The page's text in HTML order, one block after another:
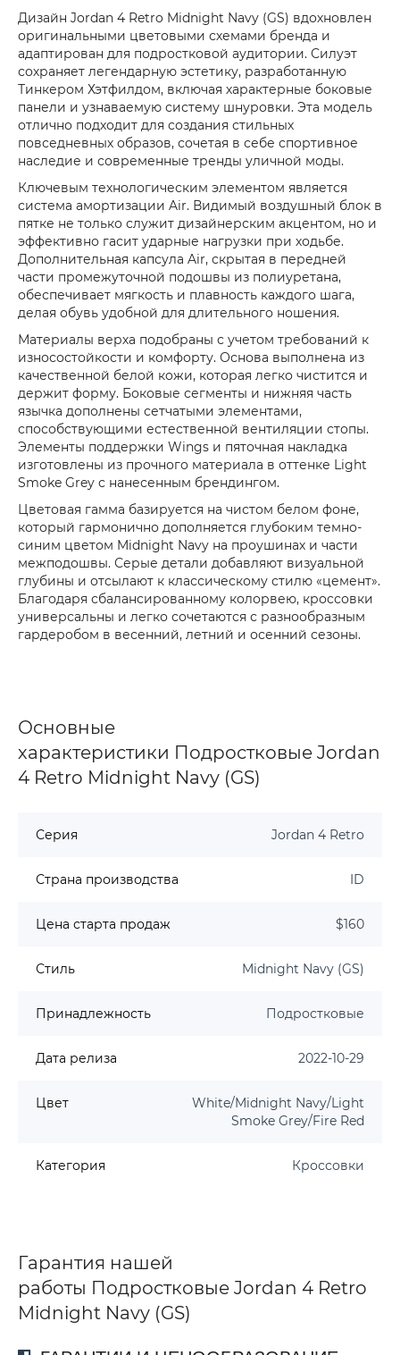
Дизайн Jordan 4 Retro Midnight Navy (GS) вдохновлен
оригинальными цветовыми схемами бренда и
адаптирован для подростковой аудитории. Силуэт
сохраняет легендарную эстетику, разработанную
Тинкером Хэтфилдом, включая характерные боковые
панели и узнаваемую систему шнуровки. Эта модель
отлично подходит для создания стильных
повседневных образов, сочетая в себе спортивное
наследие и современные тренды уличной моды.
Ключевым технологическим элементом является
система амортизации Air. Видимый воздушный блок в
пятке не только служит дизайнерским акцентом, но и
эффективно гасит ударные нагрузки при ходьбе.
Дополнительная капсула Air, скрытая в передней
части промежуточной подошвы из полиуретана,
обеспечивает мягкость и плавность каждого шага,
делая обувь удобной для длительного ношения.
Материалы верха подобраны с учетом требований к
износостойкости и комфорту. Основа выполнена из
качественной белой кожи, которая легко чистится и
держит форму. Боковые сегменты и нижняя часть
язычка дополнены сетчатыми элементами,
способствующими естественной вентиляции стопы.
Элементы поддержки Wings и пяточная накладка
изготовлены из прочного материала в оттенке Light
Smoke Grey с нанесенным брендингом.
Цветовая гамма базируется на чистом белом фоне,
который гармонично дополняется глубоким темно-
синим цветом Midnight Navy на проушинах и части
межподошвы. Серые детали добавляют визуальной
глубины и отсылают к классическому стилю «цемент».
Благодаря сбалансированному колорвею, кроссовки
универсальны и легко сочетаются с разнообразным
гардеробом в весенний, летний и осенний сезоны.
Основные
характеристики Подростковые Jordan
4 Retro Midnight Navy (GS)
Серия Jordan 4 Retro
Страна производства ID
Цена старта продаж $160
Стиль Midnight Navy (GS)
Принадлежность Подростковые
Дата релиза 2022-10-29
Цвет
White/Midnight Navy/Light
Smoke Grey/Fire Red
Категория Кроссовки
Гарантия нашей
работы Подростковые Jordan 4 Retro
Midnight Navy (GS)